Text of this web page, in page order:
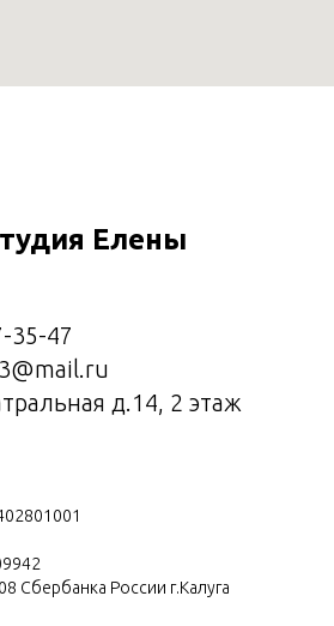
Елены
35-47
д.14, 2 этаж
Сбербанка России г.Калуга